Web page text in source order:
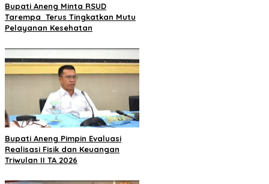
Bupati Aneng Minta RSUD
Tarempa Terus Tingkatkan Mutu
Pelayanan Kesehatan
Bupati Aneng Pimpin Evaluasi
Realisasi Fisik dan Keuangan
Triwulan II TA 2026